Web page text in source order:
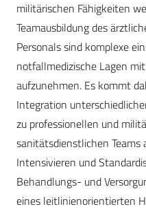
militärischen Fähigkeiten
Teamausbildung des
Personals sind komplexe
notfallmedizische Lagen
aufzunehmen. Es kommt
Integration
zu professionellen und
sanitätsdienstlichen Teams
Intensivieren und
Behandlungs- und
eines leitlinienorientierten